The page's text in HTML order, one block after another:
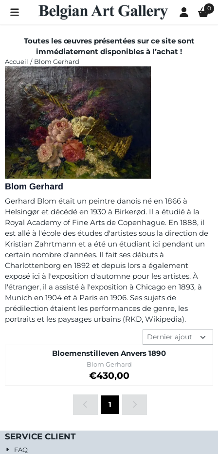
Les préférences de cookies sont actuellement fermées. 0
Toutes les œuvres présentées sur ce site sont
immédiatement disponibles à l’achat !
Accueil / Blom Gerhard
Blom Gerhard
Gerhard Blom était un peintre danois né en 1866 à
Helsingør et décédé en 1930 à Birkerød. Il a étudié à la
Royal Academy of Fine Arts de Copenhague. En 1888, il
est allé à l'école des études d'artistes sous la direction de
Kristian Zahrtmann et a été un étudiant ici pendant un
certain nombre d'années. Il fait ses débuts à
Charlottenborg en 1892 et depuis lors a également
exposé ici à l'exposition d'automne pour les artistes. À
l'étranger, il a assisté à l'exposition à Chicago en 1893, à
Munich en 1904 et à Paris en 1906. Ses sujets de
prédilection étaient les performances de genre, les
portraits et les paysages urbains (RKD, Wikipedia).
Méthode de tri
Bloemenstilleven Anvers 1890
Marque :
Blom Gerhard
Prix sur demande
€430,00
1
SERVICE CLIENT
FAQ